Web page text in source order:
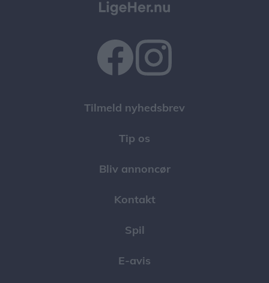
Tilmeld nyhedsbrev
Tip os
Bliv annoncør
Kontakt
Spil
E-avis